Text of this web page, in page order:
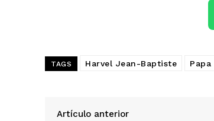
TAGS Harvel Jean-Baptiste
Artículo anterior